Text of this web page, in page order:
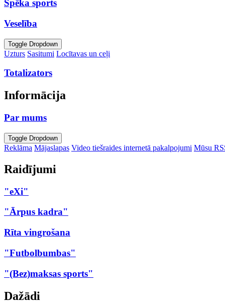
Spēka sports
Veselība
Toggle Dropdown
Uzturs Sasitumi Locītavas un ceļi
Totalizators
Informācija
Par mums
Toggle Dropdown
Reklāma Mājaslapas Video tiešraides internetā pakalpojumi Mūsu
Raidījumi
"eXi"
"Ārpus kadra"
Rīta vingrošana
"Futbolbumbas"
"(Bez)maksas sports"
Dažādi